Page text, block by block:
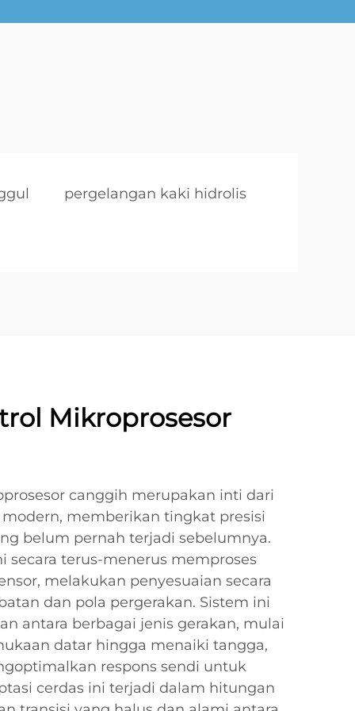
pergelangan kaki hidrolis
Mikroprosesor
canggih merupakan inti dari
memberikan tingkat presisi
belum pernah terjadi sebelumnya.
secara terus-menerus memproses
melakukan penyesuaian secara
dan pola pergerakan. Sistem ini
antara berbagai jenis gerakan, mulai
datar hingga menaiki tangga,
respons sendi untuk
cerdas ini terjadi dalam hitungan